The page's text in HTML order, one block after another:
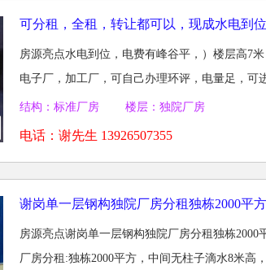
可分租，全租，转让都可以，现成水电到位
房源亮点水电到位，电费有峰谷平，）楼层高7
电子厂，加工厂，可自己办理环评，电量足，可
结构：标准厂房 楼层：独院厂房
电话： 谢先生 13926507355
谢岗单一层钢构独院厂房分租独栋2000平
房源亮点谢岗单一层钢构独院厂房分租独栋2000
厂房分租:独栋2000平方，中间无柱子滴水8米高